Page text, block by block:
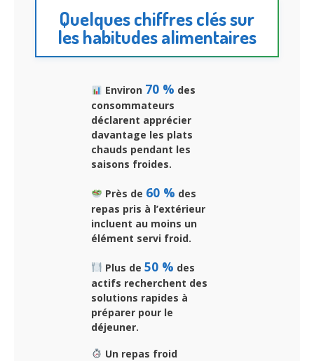
Quelques chiffres clés sur
les habitudes alimentaires
Environ 70 % des
consommateurs
déclarent apprécier
davantage les plats
chauds pendant les
saisons froides.
Près de 60 % des
repas pris à l’extérieur
incluent au moins un
élément servi froid.
Plus de 50 % des
actifs recherchent des
solutions rapides à
préparer pour le
déjeuner.
Un repas froid